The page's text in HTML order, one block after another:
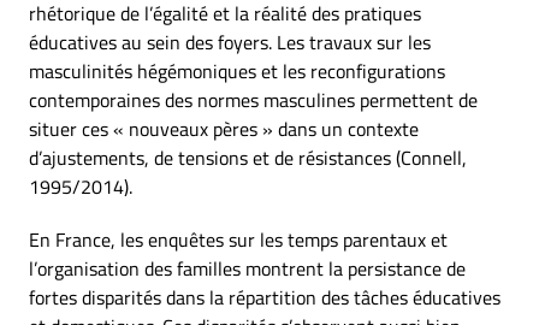
rhétorique de l’égalité et la réalité des pratiques
éducatives au sein des foyers. Les travaux sur les
masculinités hégémoniques et les reconfigurations
contemporaines des normes masculines permettent de
situer ces « nouveaux pères » dans un contexte
d’ajustements, de tensions et de résistances (Connell,
1995/2014).
En France, les enquêtes sur les temps parentaux et
l’organisation des familles montrent la persistance de
fortes disparités dans la répartition des tâches éducatives